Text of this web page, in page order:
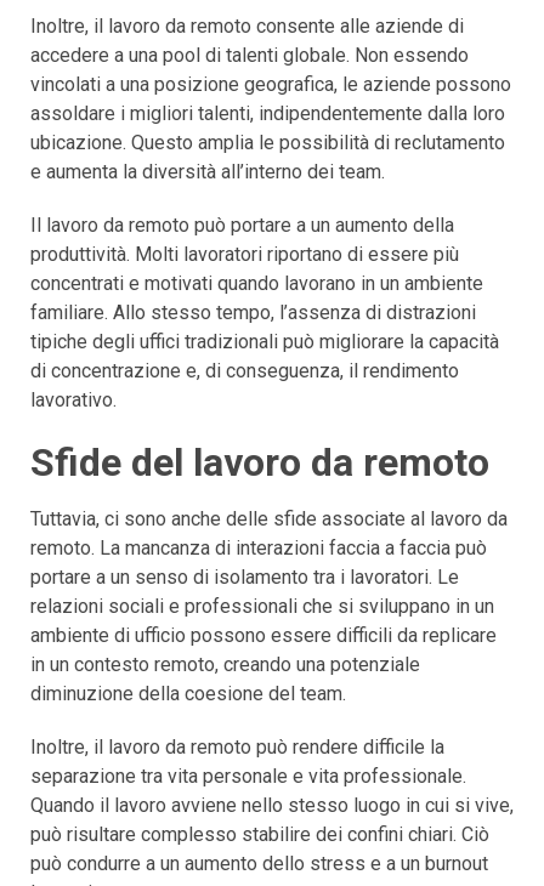
Inoltre, il lavoro da remoto consente alle aziende di
accedere a una pool di talenti globale. Non essendo
vincolati a una posizione geografica, le aziende possono
assoldare i migliori talenti, indipendentemente dalla loro
ubicazione. Questo amplia le possibilità di reclutamento
e aumenta la diversità all’interno dei team.
Il lavoro da remoto può portare a un aumento della
produttività. Molti lavoratori riportano di essere più
concentrati e motivati quando lavorano in un ambiente
familiare. Allo stesso tempo, l’assenza di distrazioni
tipiche degli uffici tradizionali può migliorare la capacità
di concentrazione e, di conseguenza, il rendimento
lavorativo.
Sfide del lavoro da remoto
Tuttavia, ci sono anche delle sfide associate al lavoro da
remoto. La mancanza di interazioni faccia a faccia può
portare a un senso di isolamento tra i lavoratori. Le
relazioni sociali e professionali che si sviluppano in un
ambiente di ufficio possono essere difficili da replicare
in un contesto remoto, creando una potenziale
diminuzione della coesione del team.
Inoltre, il lavoro da remoto può rendere difficile la
separazione tra vita personale e vita professionale.
Quando il lavoro avviene nello stesso luogo in cui si vive,
può risultare complesso stabilire dei confini chiari. Ciò
può condurre a un aumento dello stress e a un burnout